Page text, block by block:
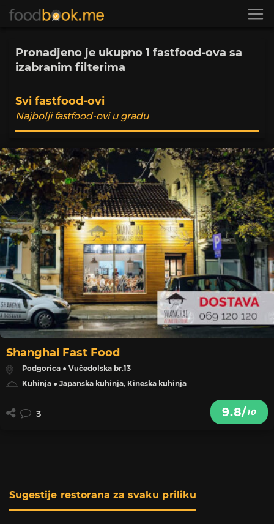
Pronadjeno je ukupno 1 fastfood-ova sa
izabranim filterima
Svi fastfood-ovi
Najbolji fastfood-ovi u gradu
Shanghai Fast Food
Podgorica ● Vučedolska br.13
Kuhinja ● Japanska kuhinja, Kineska kuhinja
9.8/10
3
Sugestije restorana za svaku priliku